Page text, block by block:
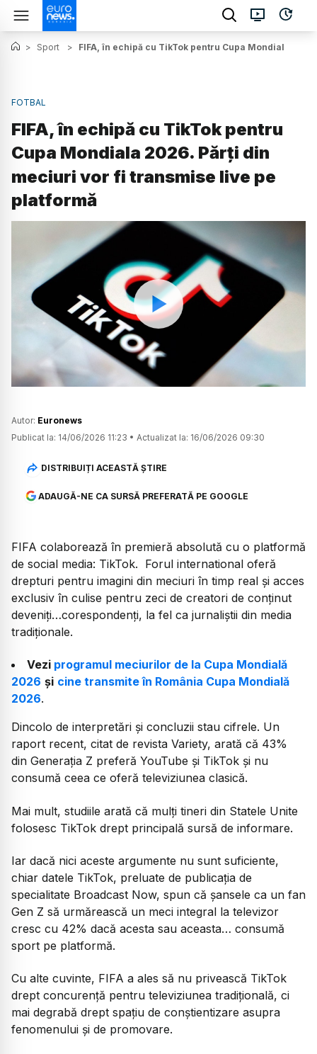
> Sport > FIFA, în echipă cu TikTok pentru Cupa Mondiala
FOTBAL
FIFA, în echipă cu TikTok pentru
Cupa Mondiala 2026. Părți din
meciuri vor fi transmise live pe
platformă
Watch
Autor: Euronews
Publicat la: 14/06/2026 11:23 • Actualizat la: 16/06/2026 09:30
DISTRIBUIȚI ACEASTĂ ȘTIRE
ADAUGĂ-NE CA SURSĂ PREFERATĂ PE GOOGLE
FIFA colaborează în premieră absolută cu o platformă
de social media: TikTok. Forul international oferă
drepturi pentru imagini din meciuri în timp real și acces
exclusiv în culise pentru zeci de creatori de conținut
deveniți…corespondenți, la fel ca jurnaliștii din media
tradiționale.
Vezi programul meciurilor de la Cupa Mondială
2026 și cine transmite în România Cupa Mondială
2026.
Dincolo de interpretări și concluzii stau cifrele. Un
raport recent, citat de revista Variety, arată că 43%
din Generația Z preferă YouTube și TikTok și nu
consumă ceea ce oferă televiziunea clasică.
Mai mult, studiile arată că mulți tineri din Statele Unite
folosesc TikTok drept principală sursă de informare.
Iar dacă nici aceste argumente nu sunt suficiente,
chiar datele TikTok, preluate de publicația de
specialitate Broadcast Now, spun că șansele ca un fan
Gen Z să urmărească un meci integral la televizor
cresc cu 42% dacă acesta sau aceasta… consumă
sport pe platformă.
Cu alte cuvinte, FIFA a ales să nu privească TikTok
drept concurență pentru televiziunea tradițională, ci
mai degrabă drept spațiu de conștientizare asupra
fenomenului și de promovare.